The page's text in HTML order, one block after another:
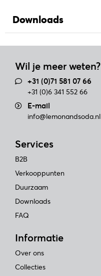
Downloads
Wil je meer weten?
+31 (0)71 581 07 66
+31 (0)6 341 552 66
E-mail
info@lemonandsoda.nl
Services
B2B
Verkooppunten
Duurzaam
Downloads
FAQ
Informatie
Over ons
Collecties